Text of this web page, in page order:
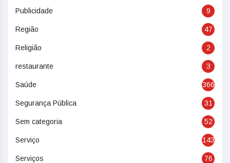
Publicidade 9
Região 47
Religião 2
restaurante 3
Saúde 366
Segurança Pública 31
Sem categoria 52
Serviço 143
Serviços 76